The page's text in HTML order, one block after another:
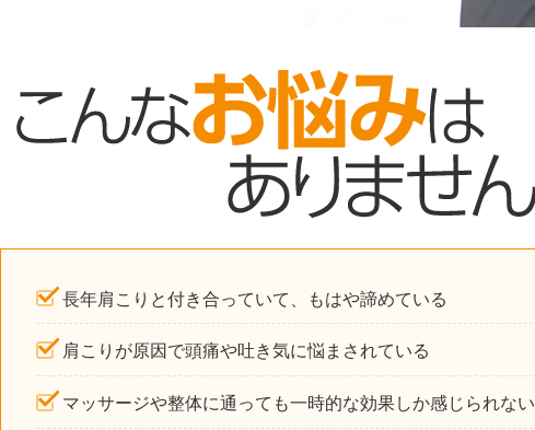
長年肩こりと付き合っていて、もはや諦めている
肩こりが原因で頭痛や吐き気に悩まされている
マッサージや整体に通っても一時的な効果しか感じられない